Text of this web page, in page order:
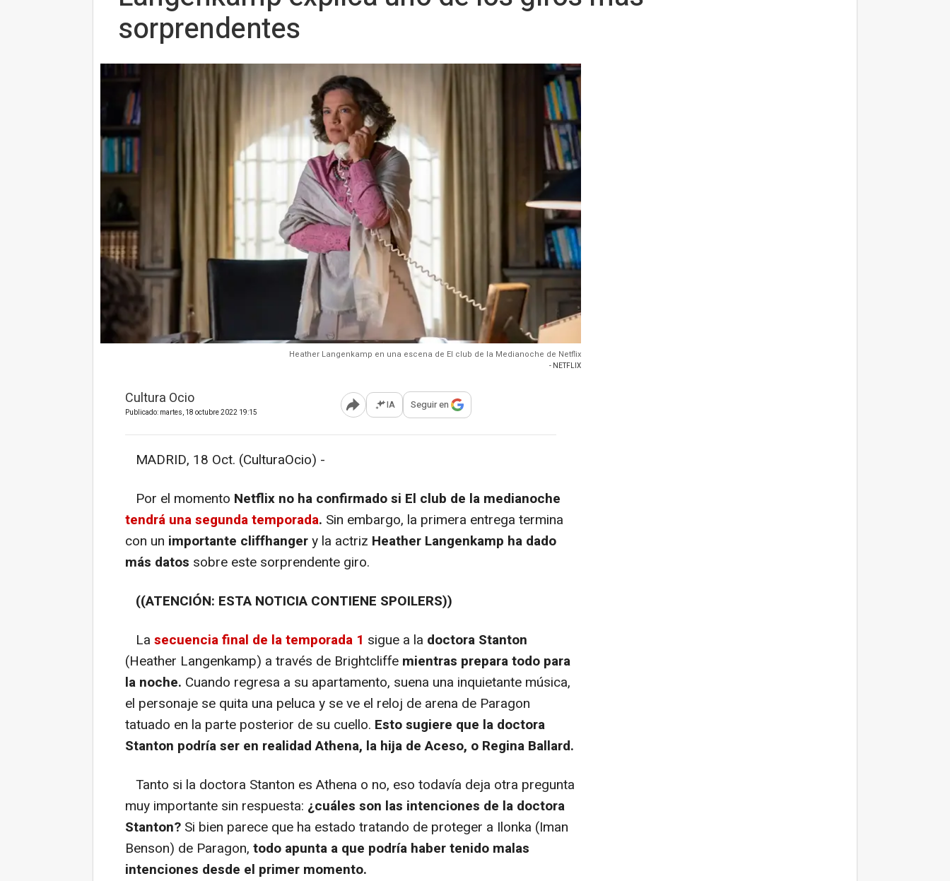
sorprendentes
Heather Langenkamp en una escena de El club de la Medianoche de Netflix
- NETFLIX
Cultura Ocio
Publicado: martes, 18 octubre 2022 19:15 Abrir opciones para compartir
IA Seguir en
MADRID, 18 Oct. (CulturaOcio) -
Por el momento Netflix no ha confirmado si El club de la medianoche
tendrá una segunda temporada. Sin embargo, la primera entrega termina
con un importante cliffhangery la actriz Heather Langenkamp ha dado
más datos sobre este sorprendente giro.
((ATENCIÓN: ESTA NOTICIA CONTIENE SPOILERS))
La secuencia final de la temporada 1 sigue a la doctora Stanton
(Heather Langenkamp) a través de Brightcliffe mientras prepara todo para
la noche. Cuando regresa a su apartamento, suena una inquietante música,
el personaje se quita una peluca y se ve el reloj de arena de Paragon
tatuado en la parte posterior de su cuello. Esto sugiere que la doctora
Stanton podría ser en realidad Athena, la hija de Aceso, o Regina Ballard.
Tanto si la doctora Stanton es Athena o no, eso todavía deja otra pregunta
muy importante sin respuesta: ¿cuáles son las intenciones de la doctora
Stanton? Si bien parece que ha estado tratando de proteger a Ilonka (Iman
Benson) de Paragon, todo apunta a que podría haber tenido malas
intenciones desde el primer momento.